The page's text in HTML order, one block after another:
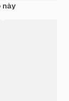
này